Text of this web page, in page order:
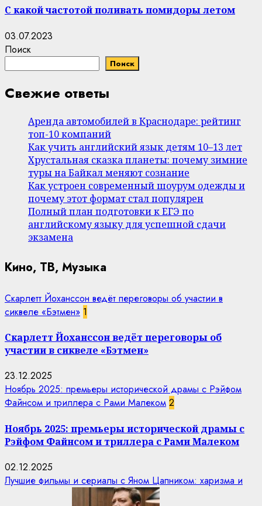
С какой частотой поливать помидоры летом
03.07.2023
Поиск
Поиск
Свежие ответы
Аренда автомобилей в Краснодаре: рейтинг
топ-10 компаний
Как учить английский язык детям 10–13 лет
Хрустальная сказка планеты: почему зимние
туры на Байкал меняют сознание
Как устроен современный шоурум одежды и
почему этот формат стал популярен
Полный план подготовки к ЕГЭ по
английскому языку для успешной сдачи
экзамена
Кино, ТВ, Музыка
Скарлетт Йоханссон ведёт переговоры об участии в
сиквеле «Бэтмен» 1
Скарлетт Йоханссон ведёт переговоры об
участии в сиквеле «Бэтмен»
23.12.2025
Ноябрь 2025: премьеры исторической драмы с Рэйфом
Файнсом и триллера с Рами Малеком 2
Ноябрь 2025: премьеры исторической драмы с
Рэйфом Файнсом и триллера с Рами Малеком
02.12.2025
Лучшие фильмы и сериалы с Яном Цапником: харизма и